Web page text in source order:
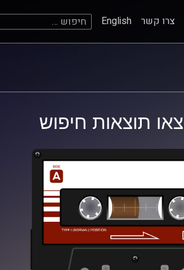
צרו קשר English חיפוש:
תוצאות חיפוש